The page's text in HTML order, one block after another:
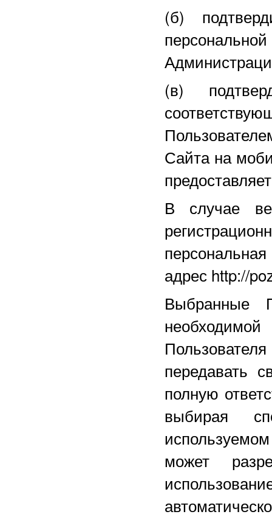
(б)
(в)
Сайта на
В случае
адрес http://
Выбранные
передавать
полную
выбирая
может